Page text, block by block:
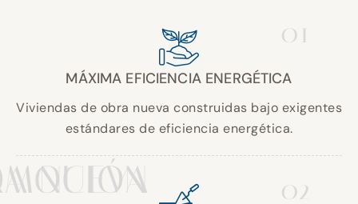
NUEVA
01
MÁXIMA EFICIENCIA ENERGÉTICA
Viviendas de obra nueva construidas bajo exigentes
estándares de eficiencia energética.
02